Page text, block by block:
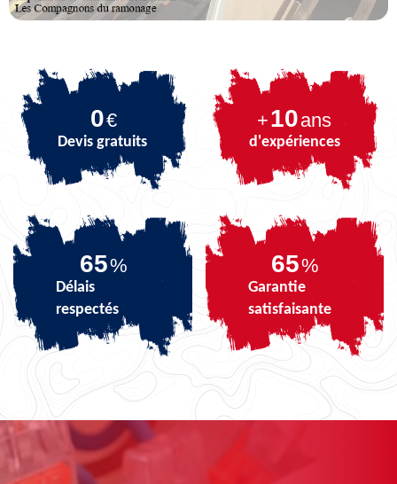
0€
Devis gratuits
+10ans
d'expériences
82%
Délais
respectés
82%
Garantie
satisfaisante